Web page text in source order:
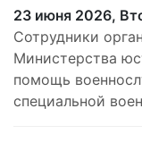
23 июня 2026,
Сотрудники
Министерства
помощь
специальной